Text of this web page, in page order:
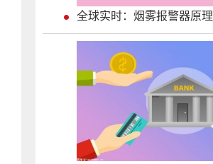
全球实时：烟雾报警器原理